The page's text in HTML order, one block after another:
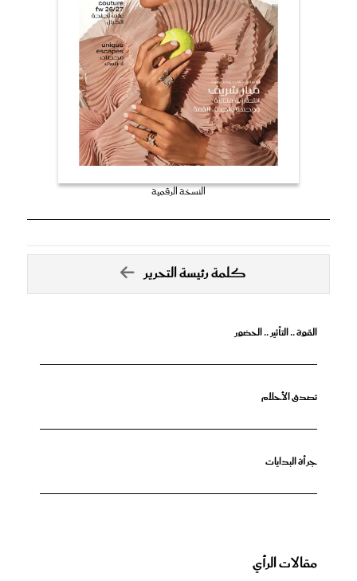
النسخة الرقمية
كلمة رئيسة التحرير
القوة .. التأثير .. الحضور
تصدق الأحلام
جرأة البدايات
مقالات الرأي